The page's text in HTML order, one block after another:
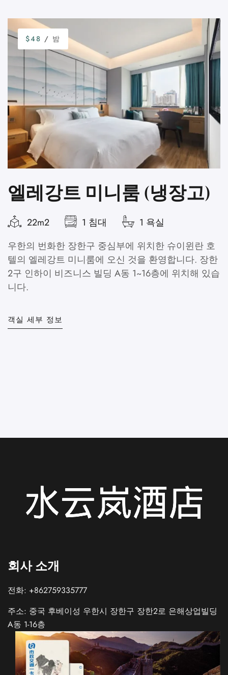
$48 / 밤
엘레강트 미니룸 (냉장고)
22m2 1 침대
1 욕실
우한의 번화한 장한구 중심부에 위치한 슈이윈란 호
텔의 엘레강트 미니룸에 오신 것을 환영합니다. 장한
2구 인하이 비즈니스 빌딩 A동 1~16층에 위치해 있습
니다.
객실 세부 정보
회사 소개
전화: +862759335777
주소: 중국 후베이성 우한시 장한구 장한2로 은해상업빌딩
A동 1-16층